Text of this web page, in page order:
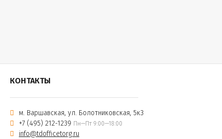
КОНТАКТЫ
м. Варшавская, ул. Болотниковская, 5к3
+7 (495) 212-1239 Пн—Пт 9:00—18:00
info@tdofficetorg.ru